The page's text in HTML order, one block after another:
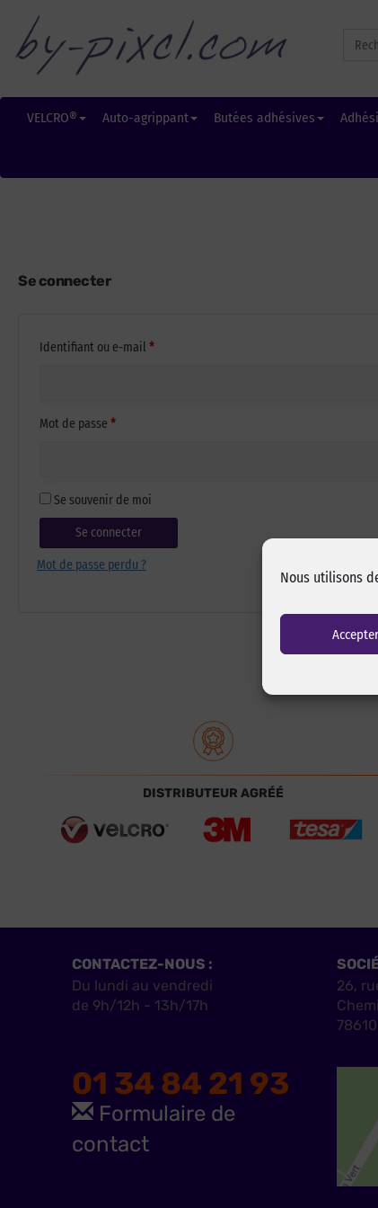
Nous utilisons
for:
VELCRO® Auto-agrippant Butées adhésives
Se connecter
Identifiant ou e-mail *Obligatoire
Mot de passe *Obligatoire
Se souvenir de moi
Se connecter
Mot de passe perdu ?
DISTRIBUTEUR AGRÉÉ
CONTACTEZ-NOUS :
Du lundi au vendredi
de 9h/12h - 13h/17h
01 34 84 21 93
Formulaire de
contact
26,